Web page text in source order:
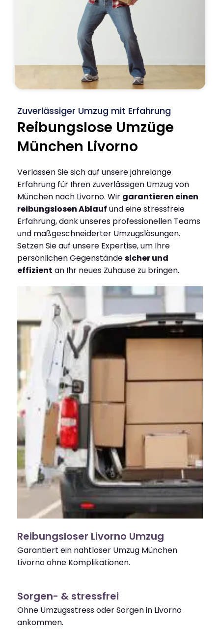
Zuverlässiger Umzug mit Erfahrung
Reibungslose Umzüge
München Livorno
Verlassen Sie sich auf unsere jahrelange
Erfahrung für Ihren zuverlässigen Umzug von
München nach Livorno. Wir garantieren einen
reibungslosen Ablauf und eine stressfreie
Erfahrung, dank unseres professionellen Teams
und maßgeschneiderter Umzugslösungen.
Setzen Sie auf unsere Expertise, um Ihre
persönlichen Gegenständesicher und
effizient an Ihr neues Zuhause zu bringen.
Reibungsloser Livorno Umzug
Garantiert ein nahtloser Umzug München
Livorno ohne Komplikationen.
Sorgen- & stressfrei
Ohne Umzugsstress oder Sorgen in Livorno
ankommen.